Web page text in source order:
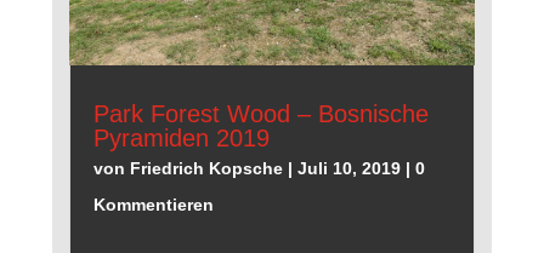
Park Forest Wood – Bosnische
Pyramiden 2019
von Friedrich Kopsche |Juli 10, 2019 | 0
Kommentieren